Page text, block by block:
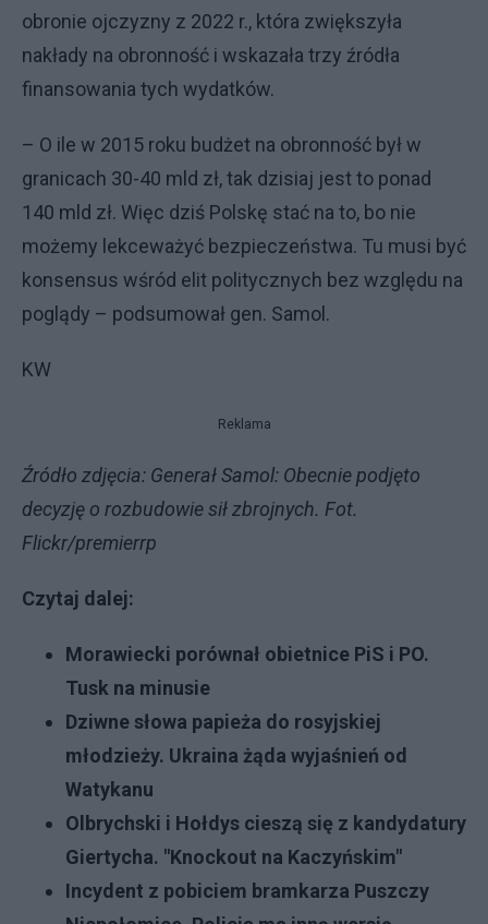
obronie ojczyzny z 2022 r., która zwiększyła
nakłady na obronność i wskazała trzy źródła
finansowania tych wydatków.
– O ile w 2015 roku budżet na obronność był w
granicach 30-40 mld zł, tak dzisiaj jest to ponad
140 mld zł. Więc dziś Polskę stać na to, bo nie
możemy lekceważyć bezpieczeństwa. Tu musi być
konsensus wśród elit politycznych bez względu na
poglądy – podsumował gen. Samol.
KW
Reklama
Źródło zdjęcia: Generał Samol: Obecnie podjęto
decyzję o rozbudowie sił zbrojnych. Fot.
Flickr/premierrp
Czytaj dalej:
Morawiecki porównał obietnice PiS i PO.
Tusk na minusie
Dziwne słowa papieża do rosyjskiej
młodzieży. Ukraina żąda wyjaśnień od
Watykanu
Olbrychski i Hołdys cieszą się z kandydatury
Giertycha. "Knockout na Kaczyńskim"
Incydent z pobiciem bramkarza Puszczy